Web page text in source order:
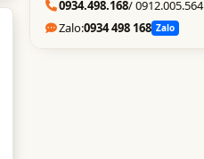
0934.498.168/ 0912.005.564
Zalo:0934 498 168 Zalo